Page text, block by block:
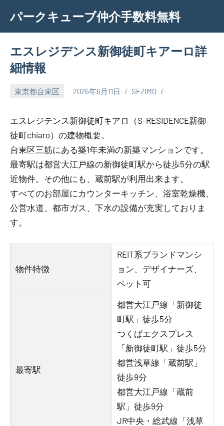
content
パークキューブ仲介手数料無料
エスレジデンス新御徒町キアーロ詳
細情報
東京都台東区 2026年6月11日 SEZIMO
エスレジテンス新御徒町キアロ（S-RESIDENCE新御
徒町chiaro）の建物概要。
台東区三筋にある築1年未満の新築マンションです。
最寄駅は都営大江戸線の新御徒町駅から徒歩5分の駅
近物件。その他にも、蔵前駅が利用出来ます。
すべてのお部屋にカウンターキッチン、浴室乾燥機、
公営水道、都市ガス、下水の設備が充実しておりま
す。
物件特徴
REIT系ブランドマンシ
ョン、デザイナーズ、
ペット可
最寄駅
都営大江戸線「新御徒
町駅」徒歩5分
つくばエクスプレス
「新御徒町駅」徒歩5分
都営浅草線「蔵前駅」
徒歩9分
都営大江戸線「蔵前
駅」徒歩9分
JR中央・総武線「浅草